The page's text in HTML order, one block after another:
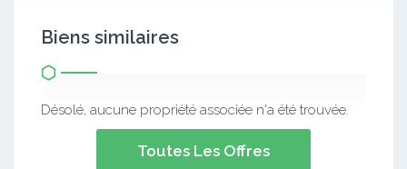
Biens similaires
Désolé, aucune propriété associée n'a été trouvée.
Toutes Les Offres